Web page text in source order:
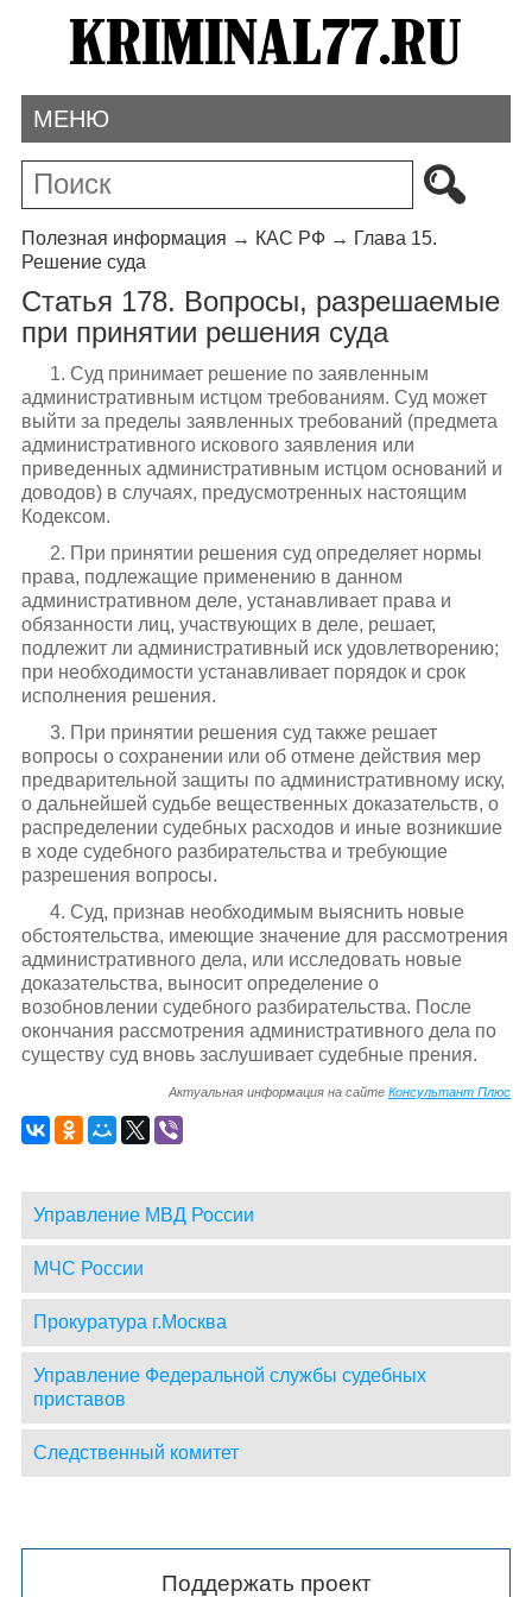
МЕНЮ
Полезная информация → КАС РФ→ Глава 15.
Решение суда
Статья 178. Вопросы, разрешаемые
при принятии решения суда
1. Суд принимает решение по заявленным
административным истцом требованиям. Суд может
выйти за пределы заявленных требований (предмета
административного искового заявления или
приведенных административным истцом оснований и
доводов) в случаях, предусмотренных настоящим
Кодексом.
2. При принятии решения суд определяет нормы
права, подлежащие применению в данном
административном деле, устанавливает права и
обязанности лиц, участвующих в деле, решает,
подлежит ли административный иск удовлетворению;
при необходимости устанавливает порядок и срок
исполнения решения.
3. При принятии решения суд также решает
вопросы о сохранении или об отмене действия мер
предварительной защиты по административному иску,
о дальнейшей судьбе вещественных доказательств, о
распределении судебных расходов и иные возникшие
в ходе судебного разбирательства и требующие
разрешения вопросы.
4. Суд, признав необходимым выяснить новые
обстоятельства, имеющие значение для рассмотрения
административного дела, или исследовать новые
доказательства, выносит определение о
возобновлении судебного разбирательства. После
окончания рассмотрения административного дела по
существу суд вновь заслушивает судебные прения.
Актуальная информация на сайтеКонсультант Плюс
Управление МВД России
МЧС России
Прокуратура г.Москва
Управление Федеральной службы судебных
приставов
Следственный комитет
Поддержать проект